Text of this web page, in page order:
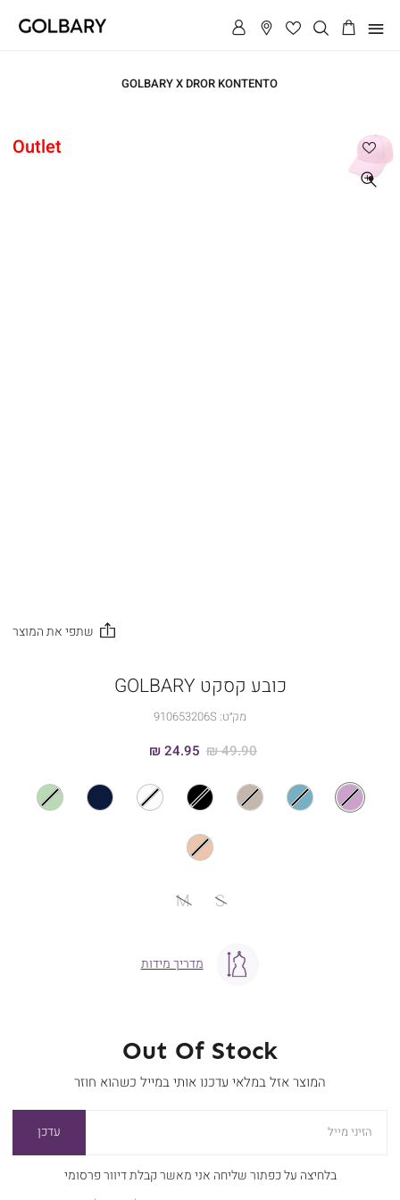
תפריט
GOLBARY X DROR KONTENTO
ראשי
ראשי
כובע קסקט
GOLBARY
כובע קסקט GOLBARY
מק״ט: 910653206S
24.95 ₪ 49.90 ₪
מידה S
M
מדריך מידות
Out Of Stock
המוצר אזל במלאי עדכנו אותי במייל כשהוא חוזר
הזיני מייל
בלחיצה על כפתור שליחה אני מאשר קבלת דיוור פרסומי
עדכן
Outlet